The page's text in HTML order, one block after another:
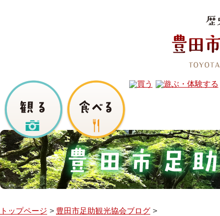
トップページ 豊田市足助観光協会ブログ